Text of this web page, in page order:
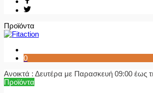
Προϊόντα
0
Ανοικτά : Δευτέρα με Παρασκευή 09:00 έως
Προϊόντα